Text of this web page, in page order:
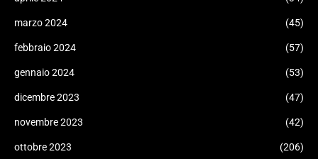
marzo 2024 (45)
febbraio 2024 (57)
gennaio 2024 (53)
dicembre 2023 (47)
novembre 2023 (42)
ottobre 2023 (206)